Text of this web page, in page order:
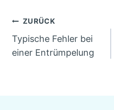
ZURÜCK
Typische Fehler bei
einer Entrümpelung